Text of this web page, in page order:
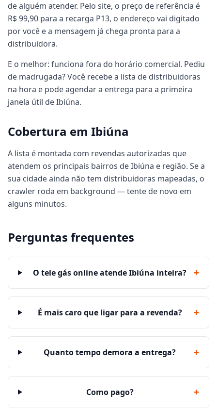
de alguém atender. Pelo site, o preço de referência é
R$ 99,90 para a recarga P13, o endereço vai digitado
por você e a mensagem já chega pronta para a
distribuidora.
E o melhor: funciona fora do horário comercial. Pediu
de madrugada? Você recebe a lista de distribuidoras
na hora e pode agendar a entrega para a primeira
janela útil de Ibiúna.
Cobertura em Ibiúna
A lista é montada com revendas autorizadas que
atendem os principais bairros de Ibiúna e região. Se a
sua cidade ainda não tem distribuidoras mapeadas, o
crawler roda em background — tente de novo em
alguns minutos.
Perguntas frequentes
O tele gás online atende Ibiúna inteira? +
É mais caro que ligar para a revenda? +
Quanto tempo demora a entrega? +
Como pago? +